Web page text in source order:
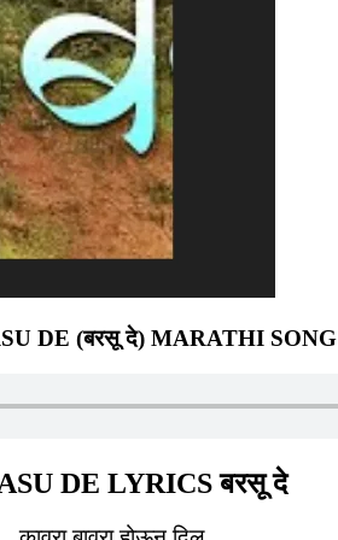
DE (बरसू दे) MARATHI SONG
DE LYRICS बरसू दे